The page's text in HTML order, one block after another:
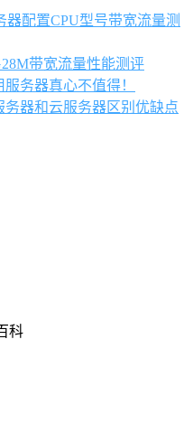
器配置CPU型号带宽流量测
带宽流量性能测评
务器真心不值得！
器和云服务器区别优缺点
科